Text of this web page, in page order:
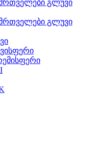
გლუვი
გლუვი